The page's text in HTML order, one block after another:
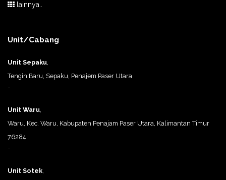
lainnya..
Unit/Cabang
Unit Sepaku,
Tengin Baru, Sepaku, Penajem Paser Utara
-
Unit Waru,
Waru, Kec. Waru, Kabupaten Penajam Paser Utara, Kalimantan Timur
76284
-
Unit Sotek,